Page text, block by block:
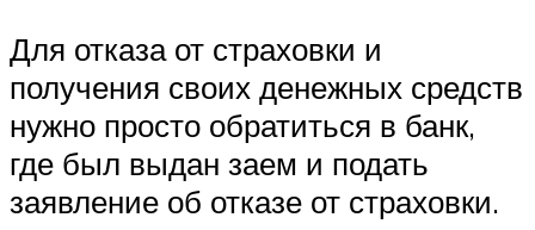
Для отказа от страховки и
получения своих денежных средств
нужно просто обратиться в банк,
где был выдан заем и подать
заявление об отказе от страховки.